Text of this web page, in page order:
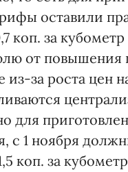
оставили
коп. за
от повышения
за роста цен
для
с 1 ноября
коп. за